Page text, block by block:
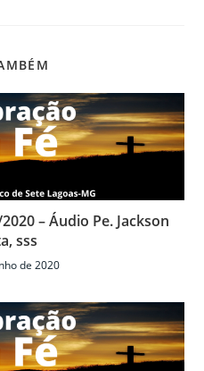
– Áudio Pe. Jackson
sss
de 2020